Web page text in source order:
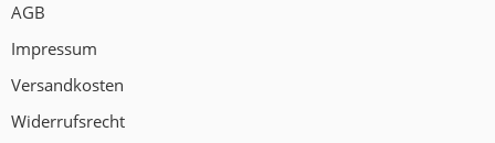
AGB
Impressum
Versandkosten
Widerrufsrecht